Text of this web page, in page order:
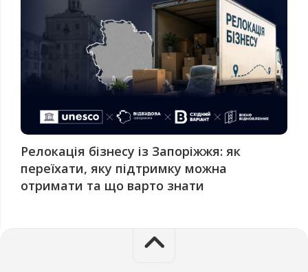
Релокація бізнесу із Запоріжжя: як
переїхати, яку підтримку можна
отримати та що варто знати